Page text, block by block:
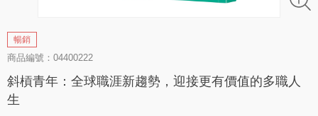
暢銷
商品編號：04400222
斜槓青年：全球職涯新趨勢，迎接更有價值的多職人
生